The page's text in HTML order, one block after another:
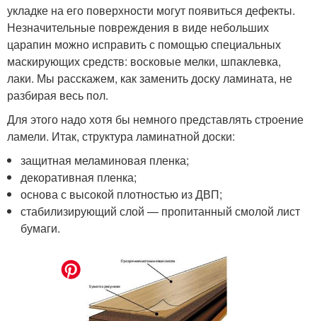
укладке на его поверхности могут появиться дефекты.
Незначительные повреждения в виде небольших
царапин можно исправить с помощью специальных
маскирующих средств: восковые мелки, шпаклевка,
лаки. Мы расскажем, как заменить доску ламината, не
разбирая весь пол.
Для этого надо хотя бы немного представлять строение
ламели. Итак, структура ламинатной доски:
защитная меламиновая пленка;
декоративная пленка;
основа с высокой плотностью из ДВП;
стабилизирующий слой — пропитанный смолой лист
бумаги.